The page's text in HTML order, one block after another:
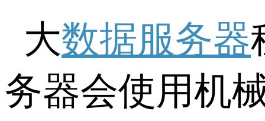
大数据服务器
务器会使用机